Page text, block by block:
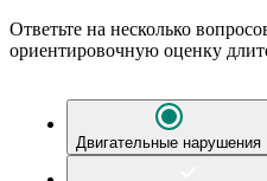
Ответьте на несколько
ориентировочную оценку